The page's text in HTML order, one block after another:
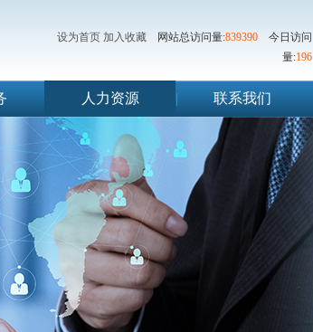
设为首页 加入收藏 网站总访问量:839390 今日访问
量:196
人力资源 | 联系我们